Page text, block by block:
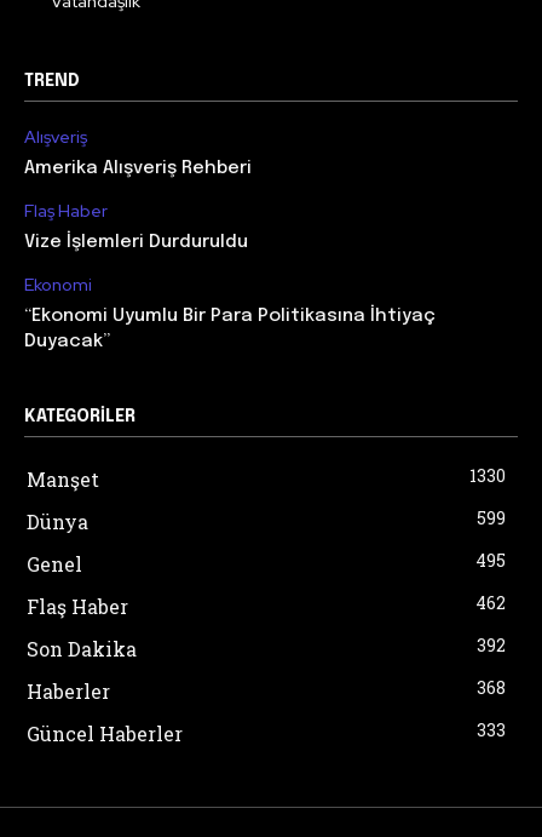
TREND
Alışveriş
Amerika Alışveriş Rehberi
Flaş Haber
Vize İşlemleri Durduruldu
Ekonomi
“Ekonomi Uyumlu Bir Para Politikasına İhtiyaç
Duyacak”
KATEGORILER
Manşet 1330
Dünya 599
Genel 495
Flaş Haber 462
Son Dakika 392
Haberler 368
Güncel Haberler 333